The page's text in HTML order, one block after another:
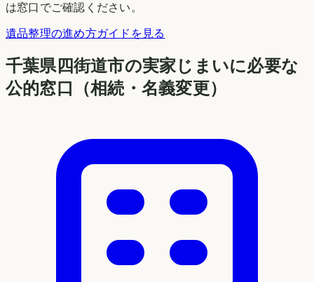
は窓口でご確認ください。
遺品整理の進め方ガイドを見る
千葉県四街道市の実家じまいに必要な
公的窓口（相続・名義変更）